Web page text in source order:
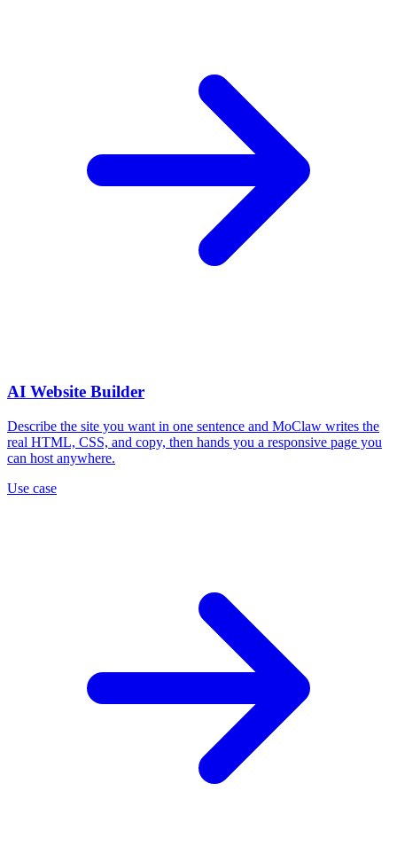
AI Website Builder
Describe the site you want in one sentence and MoClaw writes the
real HTML, CSS, and copy, then hands you a responsive page you
can host anywhere.
Use case